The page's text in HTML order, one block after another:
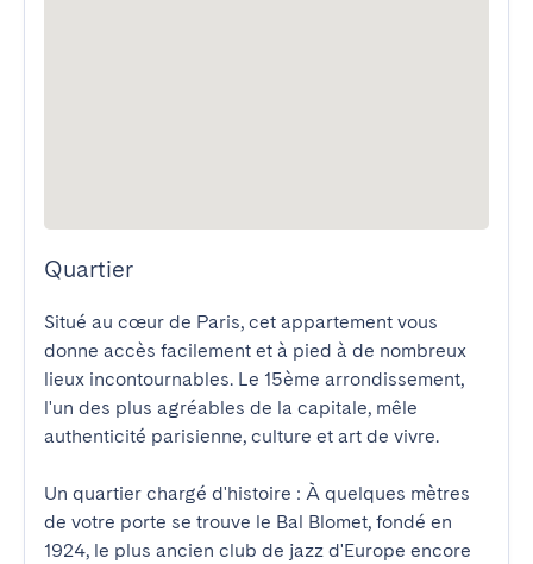
Quartier
Situé au cœur de Paris, cet appartement vous
donne accès facilement et à pied à de nombreux
lieux incontournables. Le 15ème arrondissement,
l'un des plus agréables de la capitale, mêle
authenticité parisienne, culture et art de vivre.
Un quartier chargé d'histoire : À quelques mètres
de votre porte se trouve le Bal Blomet, fondé en
1924, le plus ancien club de jazz d'Europe encore